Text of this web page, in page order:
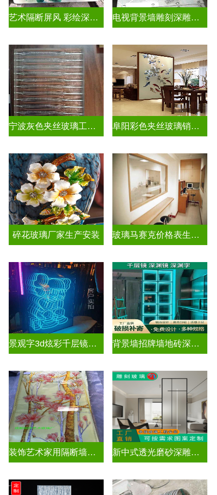
艺术隔断屏风 彩绘深雕浮雕玻璃 电视背景墙雕刻深雕双面效果
宁波灰色夹丝玻璃工厂招聘 阜阳彩色夹丝玻璃销售电话
碎花玻璃厂家生产安装 玻璃马赛克价格表生产电话
景观字3d炫彩千层镜深渊镜 背景墙招牌墙地砖深渊镜千层镜
装饰艺术家用隔断墙深雕玻璃 新中式透光磨砂深雕玻璃